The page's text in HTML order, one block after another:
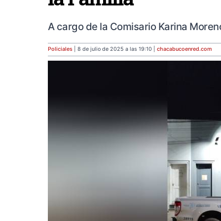
A cargo de la Comisario Karina
Policiales | 8 de julio de 2025 a las 19:10 | chacabucoenred.com